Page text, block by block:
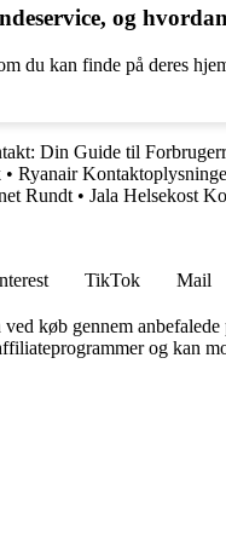
og
du kan finde på deres
Din Guide til
• Ryanair
Rundt • Jala Helsekost
TikTok Mail
køb gennem anbefalede
og kan